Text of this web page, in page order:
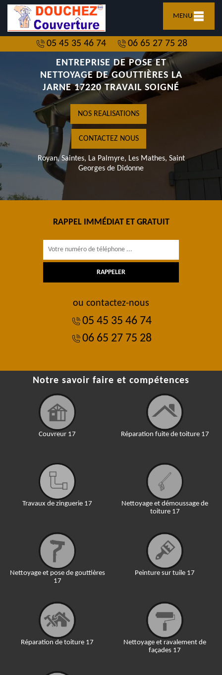
MENU
05 45 35 46 74
06 65 27 75 28
ENTREPRISE DE POSE ET
NETTOYAGE DE GOUTTIÈRES LA
JARNE 17220 TRAVAIL SOIGNÉ
NOS REALISATIONS
CONTACTEZ NOUS
Royan, Saintes, La Palmyre, Les Mathes, Saint
Georges de Didonne
RAPPEL IMMÉDIAT ET GRATUIT
ou contactez-nous
05 45 35 46 74
06 65 27 75 28
Notre savoir faire et compétences
Couvreur 17
Travaux de zinguerie 17
Nettoyage et pose de gouttières
17
Réparation de toiture 17
Réparation fuite de toiture 17
Nettoyage et démoussage de
toiture 17
Peinture sur tuile 17
Nettoyage et ravalement de
façades 17